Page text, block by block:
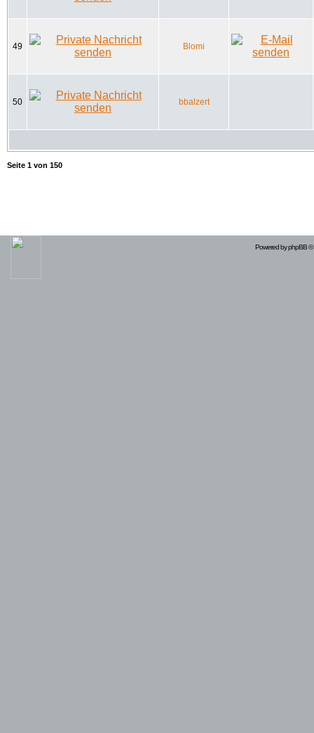
49 Blomi
50 bbalzert
Seite 1 von 150
Powered byphpBB©